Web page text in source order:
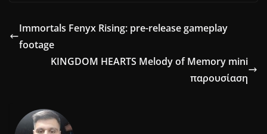
Immortals Fenyx Rising: pre-release gameplay
footage
KINGDOM HEARTS Melody of Memory mini
παρουσίαση